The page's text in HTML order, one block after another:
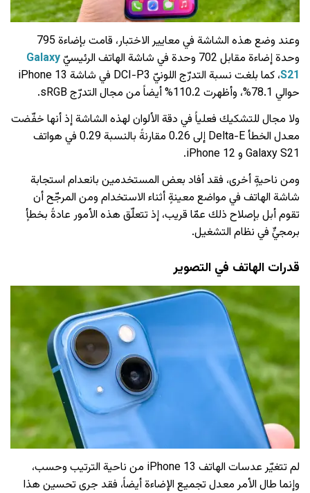
وعند وضع هذه الشاشة في معايير الاختبار، قامت بإضاءة 795
وحدة إضاءة مقابل 702 وحدة في شاشة الهاتف الرئيسيّ
Galaxy
S21
حوالي 78.1%، وأظهرت 110.2% أيضاً من مجال التدرّج sRGB.
ولا مجال للتشكيك فعلياً في دقة الألوان لهذه الشاشة إذ أنها خفّضت
معدل الخطأ Delta-E إلى 0.26 مقارنةً بالنسبة 0.29 في هواتف
Galaxy S21 و iPhone 12.
ومن ناحيةٍ أخرى، فقد أفاد بعض المستخدمين بانعدام استجابة
شاشة الهاتف في مواضع معينةٍ أثناء الاستخدام ومن المرجّح أن
تقوم أبل بإصلاح ذلك عمّا قريب، إذ تتعلّق هذه الأمور عادةً بخطأٍ
برمجيٍّ في نظام التشغيل.
قدرات الهاتف في التصوير
لم تتغيّر عدسات الهاتف iPhone 13 من ناحية الترتيب وحسب،
وإنما طال الأمر معدل تجميع الإضاءة أيضاً، فقد جرى تحسين هذا